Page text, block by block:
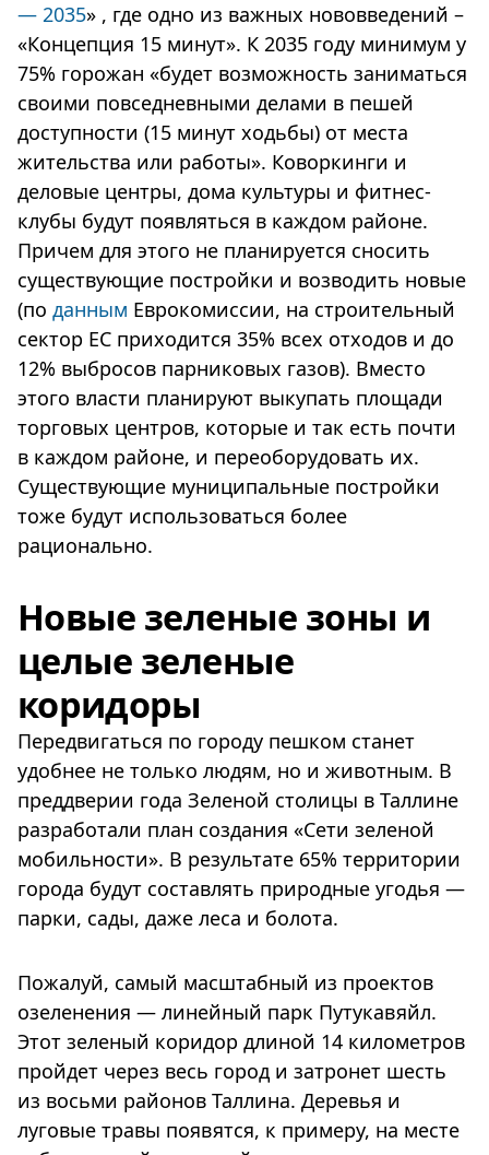
— 2035» , где одно из важных нововведений –
«Концепция 15 минут». К 2035 году минимум у
75% горожан «будет возможность заниматься
своими повседневными делами в пешей
доступности (15 минут ходьбы) от места
жительства или работы». Коворкинги и
деловые центры, дома культуры и фитнес-
клубы будут появляться в каждом районе.
Причем для этого не планируется сносить
существующие постройки и возводить новые
(по данным Еврокомиссии, на строительный
сектор ЕС приходится 35% всех отходов и до
12% выбросов парниковых газов). Вместо
этого власти планируют выкупать площади
торговых центров, которые и так есть почти
в каждом районе, и переоборудовать их.
Существующие муниципальные постройки
тоже будут использоваться более
рационально.
Новые зеленые зоны и
целые зеленые
коридоры
Передвигаться по городу пешком станет
удобнее не только людям, но и животным. В
преддверии года Зеленой столицы в Таллине
разработали план создания «Сети зеленой
мобильности». В результате 65% территории
города будут составлять природные угодья —
парки, сады, даже леса и болота.
Пожалуй, самый масштабный из проектов
озеленения — линейный парк Путукавяйл.
Этот зеленый коридор длиной 14 километров
пройдет через весь город и затронет шесть
из восьми районов Таллина. Деревья и
луговые травы появятся, к примеру, на месте